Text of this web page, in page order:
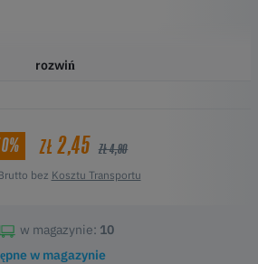
rozwiń
ZŁ 2,45 ZŁ 4,90
bez Kosztu Transportu
w magazynie: 10
w magazynie